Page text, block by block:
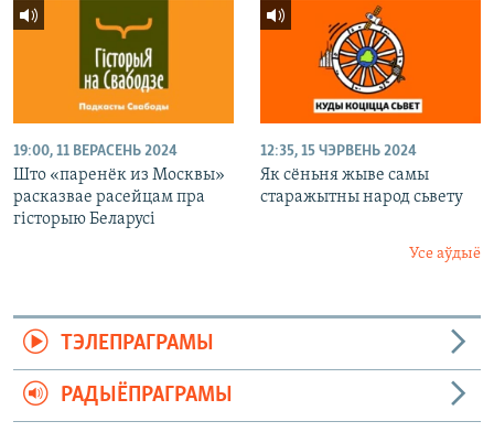
19:00, 11 ВЕРАСЕНЬ 2024
Што «паренёк из Москвы»
расказвае расейцам пра
гісторыю Беларусі
12:35, 15 ЧЭРВЕНЬ 2024
Як сёньня жыве самы
старажытны народ сьвету
Усе аўдыё
ТЭЛЕПРАГРАМЫ
РАДЫЁПРАГРАМЫ